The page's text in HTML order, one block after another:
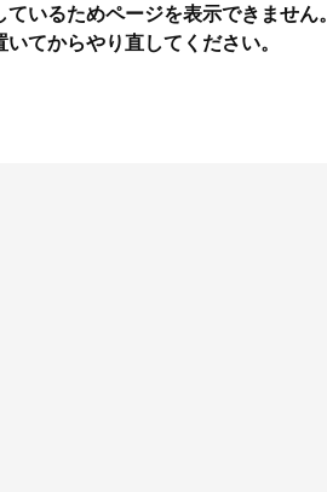
いるためページを表示できません。
てからやり直してください。